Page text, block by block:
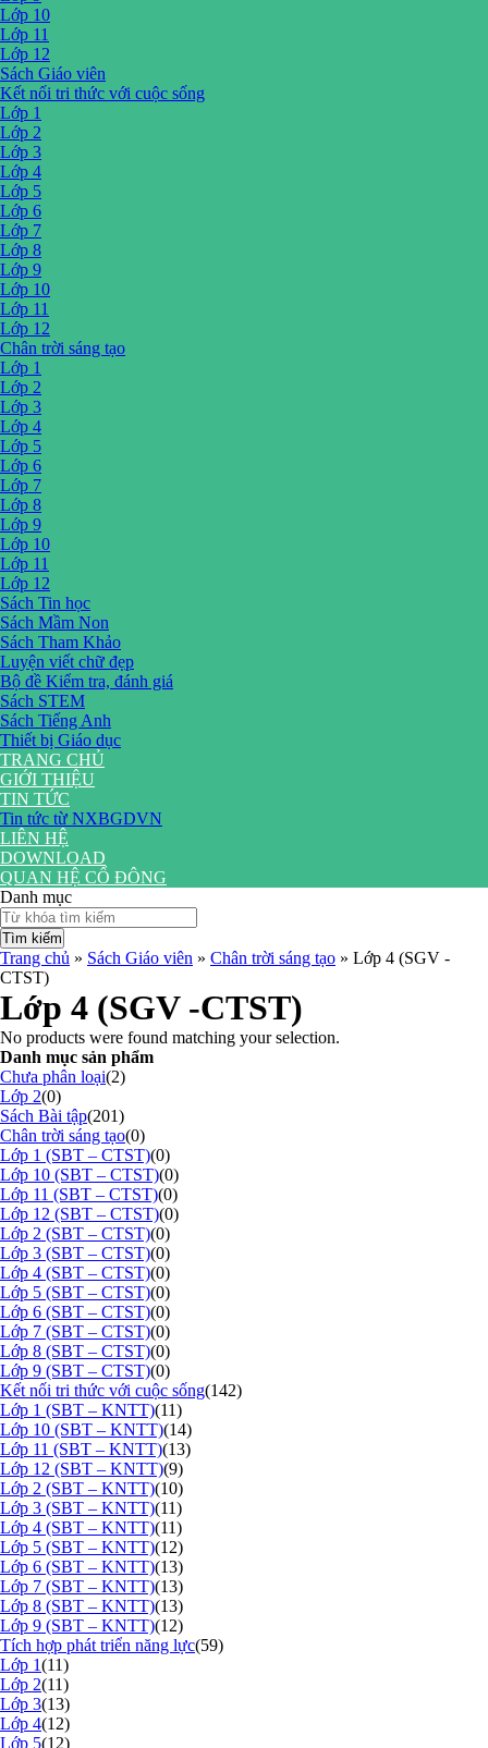
Lớp 10
Lớp 11
Lớp 12
Sách Giáo viên
Kết nối tri thức với cuộc sống
Lớp 1
Lớp 2
Lớp 3
Lớp 4
Lớp 5
Lớp 6
Lớp 7
Lớp 8
Lớp 9
Lớp 10
Lớp 11
Lớp 12
Chân trời sáng tạo
Lớp 1
Lớp 2
Lớp 3
Lớp 4
Lớp 5
Lớp 6
Lớp 7
Lớp 8
Lớp 9
Lớp 10
Lớp 11
Lớp 12
Sách Tin học
Sách Mầm Non
Sách Tham Khảo
Luyện viết chữ đẹp
Bộ đề Kiểm tra, đánh giá
Sách STEM
Sách Tiếng Anh
Thiết bị Giáo dục
TRANG CHỦ
GIỚI THIỆU
TIN TỨC
Tin tức từ NXBGDVN
LIÊN HỆ
DOWNLOAD
QUAN HỆ CỔ ĐÔNG
Danh mục
Tìm kiếm
Trang chủ » Sách Giáo viên » Chân trời sáng tạo » Lớp 4 (SGV -
CTST)
Lớp 4 (SGV -CTST)
No products were found matching your selection.
Danh mục sản phẩm
Chưa phân loại(2)
Lớp 2(0)
Sách Bài tập(201)
Chân trời sáng tạo(0)
Lớp 1 (SBT – CTST)(0)
Lớp 10 (SBT – CTST)(0)
Lớp 11 (SBT – CTST)(0)
Lớp 12 (SBT – CTST)(0)
Lớp 2 (SBT – CTST)(0)
Lớp 3 (SBT – CTST)(0)
Lớp 4 (SBT – CTST)(0)
Lớp 5 (SBT – CTST)(0)
Lớp 6 (SBT – CTST)(0)
Lớp 7 (SBT – CTST)(0)
Lớp 8 (SBT – CTST)(0)
Lớp 9 (SBT – CTST)(0)
Kết nối tri thức với cuộc sống(142)
Lớp 1 (SBT – KNTT)(11)
Lớp 10 (SBT – KNTT)(14)
Lớp 11 (SBT – KNTT)(13)
Lớp 12 (SBT – KNTT)(9)
Lớp 2 (SBT – KNTT)(10)
Lớp 3 (SBT – KNTT)(11)
Lớp 4 (SBT – KNTT)(11)
Lớp 5 (SBT – KNTT)(12)
Lớp 6 (SBT – KNTT)(13)
Lớp 7 (SBT – KNTT)(13)
Lớp 8 (SBT – KNTT)(13)
Lớp 9 (SBT – KNTT)(12)
Tích hợp phát triển năng lực(59)
Lớp 1(11)
Lớp 2(11)
Lớp 3(13)
Lớp 4(12)
Lớp 5(12)